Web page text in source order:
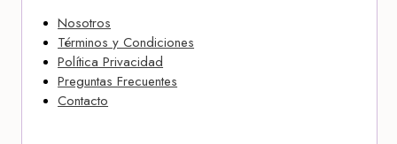
Nosotros
Términos y Condiciones
Política Privacidad
Preguntas Frecuentes
Contacto